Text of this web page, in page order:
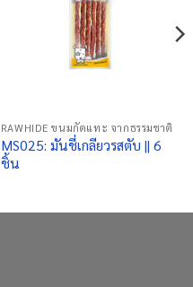
RAWHIDE ขนมกัดแทะ จากธรรมชาติ
MS025: มันชี่เกลียวรสตับ || 6
ชิ้น